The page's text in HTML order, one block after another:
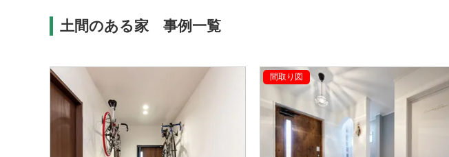
土間のある家 事例一覧